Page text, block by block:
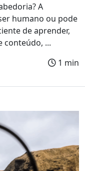
A
humano ou pode
de aprender,
conteúdo, ...
1 min